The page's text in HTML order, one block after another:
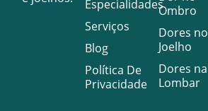
Especialidades
Serviços
Blog
Política De
Privacidade
Ombro
Dores no
Joelho
Dores na
Lombar